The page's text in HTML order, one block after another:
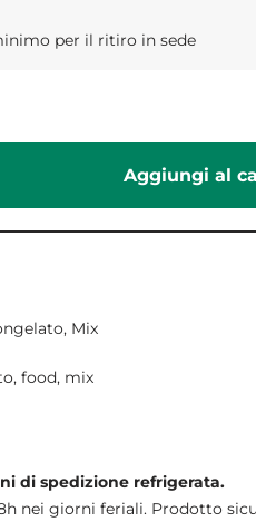
per il ritiro in sede
Aggiungi al
, Mix
,food, mix
di spedizione refrigerata.
nei giorni feriali. Prodotto